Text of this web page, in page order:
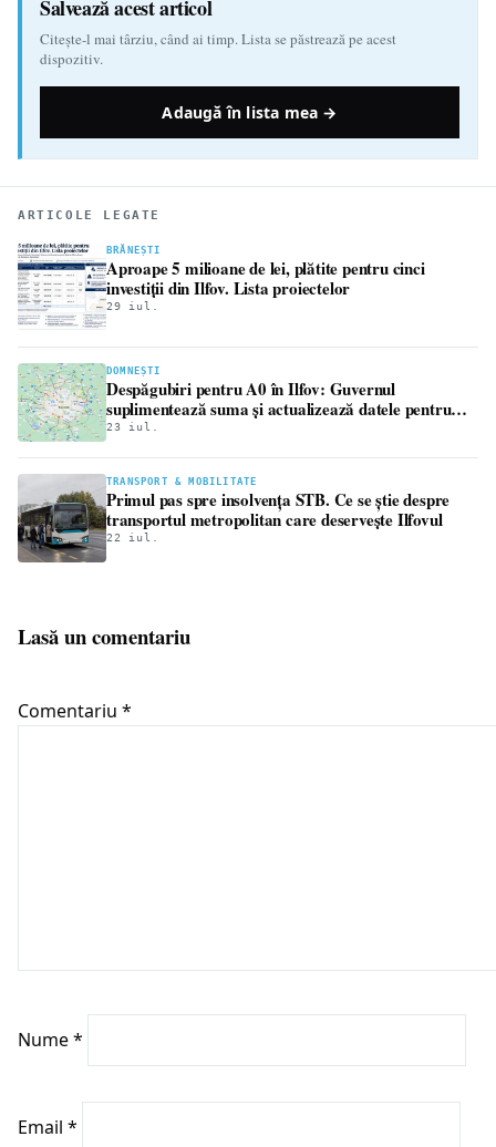
Salvează acest articol
Citește-l mai târziu, când ai timp. Lista se păstrează pe acest
dispozitiv.
Adaugă în lista mea →
ARTICOLE LEGATE
BRĂNEȘTI
Aproape 5 milioane de lei, plătite pentru cinci
investiții din Ilfov. Lista proiectelor
29 iul.
DOMNEȘTI
Despăgubiri pentru A0 în Ilfov: Guvernul
suplimentează suma și actualizează datele pentru
307 imobile
23 iul.
TRANSPORT & MOBILITATE
Primul pas spre insolvența STB. Ce se știe despre
transportul metropolitan care deservește Ilfovul
22 iul.
Lasă un comentariu
Comentariu *
Nume*
Email *